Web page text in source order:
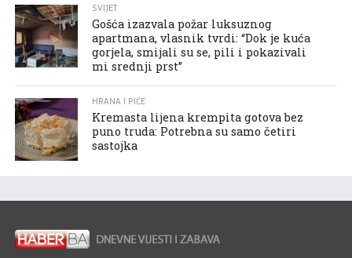
SVIJET
Gošća izazvala požar luksuznog
apartmana, vlasnik tvrdi: “Dok je kuća
gorjela, smijali su se, pili i pokazivali
mi srednji prst”
HRANA I PIĆE
Kremasta lijena krempita gotova bez
puno truda: Potrebna su samo četiri
sastojka